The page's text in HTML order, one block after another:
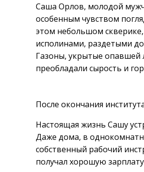
Саша Орлов, молодой
особенным чувством
этом небольшом
исполинами, раздетыми
Газоны, укрытые опавшей
преобладали сырость и
После окончания
Настоящая жизнь Сашу
Даже дома, в
собственный рабочий
получал хорошую